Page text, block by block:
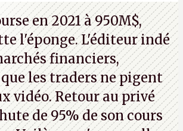
pour distribuer du copyright
l'Oncle Sam continuera
intellectuelle sur vos
P.
en 2021 à 950M$,
l'éponge. L'éditeur indé
financiers,
les traders ne pigent
vidéo. Retour au privé
de 95% de son cours